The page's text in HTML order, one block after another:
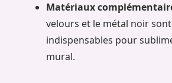
Matériaux
velours et le métal noir
indispensables pour
mural.